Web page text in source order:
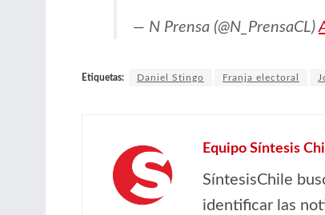
— N Prensa (@N_PrensaCL)
Etiquetas: Daniel Stingo Franja electoral
Equipo Síntesis
SíntesisChile
identificar las